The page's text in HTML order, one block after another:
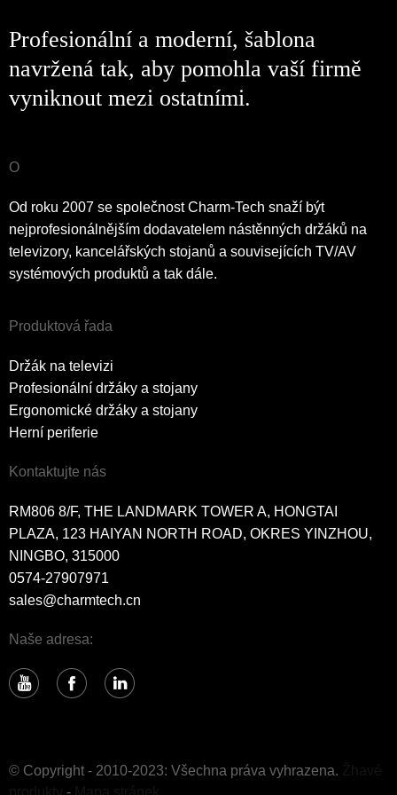
Profesionální a moderní, šablona
navržená tak, aby pomohla vaší firmě
vyniknout mezi ostatními.
O
Od roku 2007 se společnost Charm-Tech snaží být
nejprofesionálnějším dodavatelem nástěnných držáků na
televizory, kancelářských stojanů a souvisejících TV/AV
systémových produktů a tak dále.
Produktová řada
Držák na televizi
Profesionální držáky a stojany
Ergonomické držáky a stojany
Herní periferie
Kontaktujte nás
RM806 8/F, THE LANDMARK TOWER A, HONGTAI
PLAZA, 123 HAIYAN NORTH ROAD, OKRES YINZHOU,
NINGBO, 315000
0574-27907971
sales@charmtech.cn
Naše adresa:
© Copyright - 2010-2023: Všechna práva vyhrazena.
-